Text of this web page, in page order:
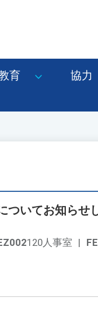
育 協力
いてお知らせ
120人事室 |